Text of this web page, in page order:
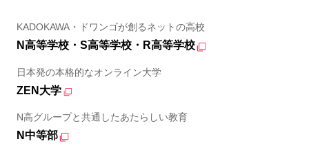
KADOKAWA・ドワンゴが創るネットの高校
N高等学校・S高等学校・R高等学校
日本発の本格的なオンライン大学
ZEN大学
N高グループと共通したあたらしい教育
N中等部